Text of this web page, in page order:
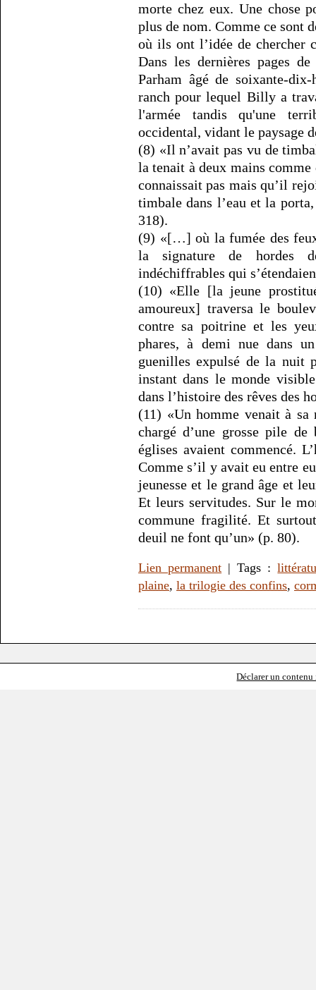
morte chez eux. Une chose
plus de nom. Comme ce sont
où ils ont l’idée de chercher
Dans les dernières pages
Parham âgé de soixante-
ranch pour lequel Billy a
l'armée tandis qu'une
occidental, vidant le paysage
(8) «Il n’avait pas vu de
la tenait à deux mains
connaissait pas mais qu’il
timbale dans l’eau et la
318).
(9) «[…] où la fumée des
la signature de hordes
indéchiffrables qui
(10) «Elle [la jeune
amoureux] traversa le
contre sa poitrine et les
phares, à demi nue dans
guenilles expulsé de la nuit
instant dans le monde
dans l’histoire des rêves des
(11) «Un homme venait à sa
chargé d’une grosse pile
églises avaient commencé.
Comme s’il y avait eu entre
jeunesse et le grand âge et
Et leurs servitudes. Sur le
commune fragilité. Et
deuil ne font qu’un» (p. 80).
Lien permanent | Tags :
plaine, la trilogie des confins,
Déclarer un